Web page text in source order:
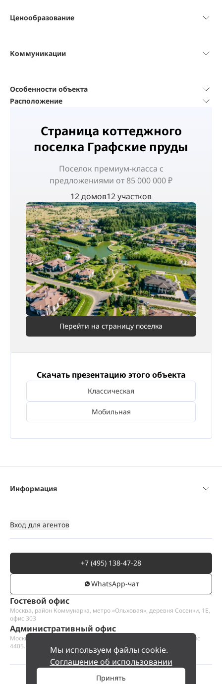
Мы используем файлы cookie.
Соглашение об использовании
Принять
Ценообразование
Коммуникации
Особенности объекта
Расположение
Страница коттеджного
поселка Графские пруды
Поселок премиум-класса с
предложениями от 85 000 000 ₽
12 домов12 участков
Перейти на страницу поселка
Скачать презентацию этого объекта
Классическая
Мобильная
Гостевой офис
Москва, район Коммунарка, метро «Ольховая», деревня Сосенки, 1Е,
офис 303
Административный офис
Москва, Пресненская набережная 12, Москва-сити, этаж 44, офис
4405.1
+7 (495) 138-47-28
WhatsАpp-чат
Информация
Вход для агентов
ООО «Проект Хаус».Позвольте найти ваш дом.